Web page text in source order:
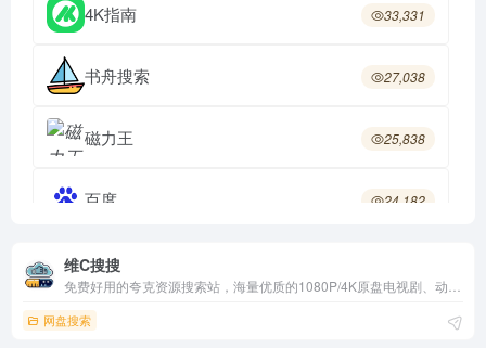
4K指南 33,331
书舟搜索 27,038
磁力王 25,838
百度 24,182
人人文库
维C搜搜
网盘搜索